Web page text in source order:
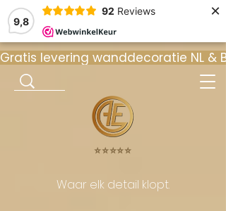
9,8
92 Reviews ×
Gratis levering wanddecoratie NL
⭐️⭐️⭐️⭐️⭐️
Waar elk detail klopt.